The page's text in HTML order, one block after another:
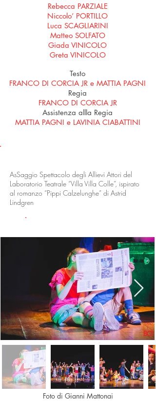
Rebecca PARZIALE
Niccolo’ PORTILLO
Luca SCAGLIARINI
Matteo SOLFATO
Giada VINICOLO
Greta VINICOLO
Testo
FRANCO DI CORCIA JR e MATTIA PAGNI
Regia
FRANCO DI CORCIA JR
Assistenza allla Regia
MATTIA PAGNI e LAVINIA CIABATTINI
AsSaggio Spettacolo degli Allievi Attori del
Laboratorio Teatrale “Villa Villa Colle”, ispirato
al romanzo “Pippi Calzelunghe” di Astrid
Lindgren
Foto di Gianni Mattonai